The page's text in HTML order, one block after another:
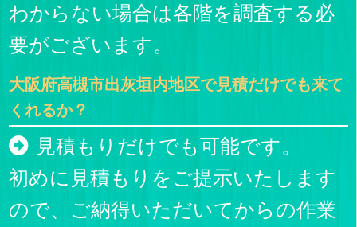
わからない場合は各階を調査する必
要がございます。
大阪府高槻市出灰垣内地区で見積だけでも来て
くれるか？
見積もりだけでも可能です。
初めに見積もりをご提示いたします
ので、ご納得いただいてからの作業